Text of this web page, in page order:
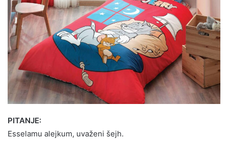
PITANJE:
Esselamu alejkum, uvaženi šejh.